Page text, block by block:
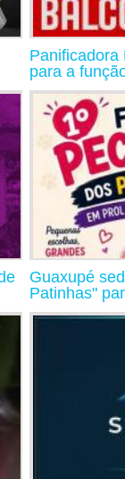
Panificadora
para a
Guaxupé
Patinhas"